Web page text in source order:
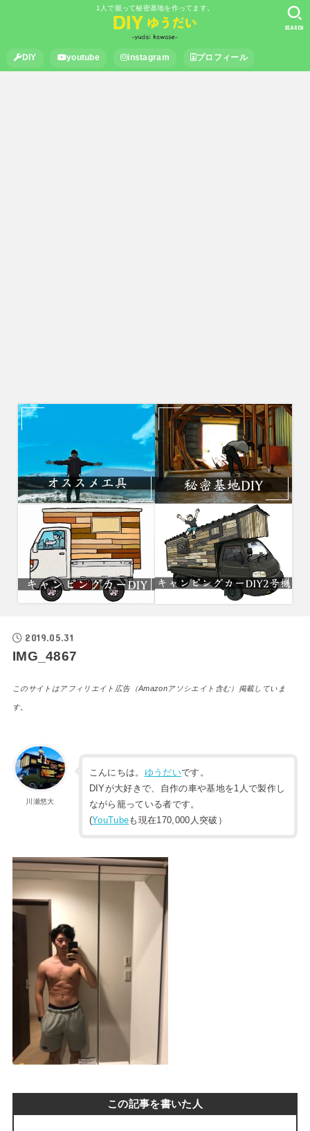
1人で籠って秘密基地を作ってます。
DIY youtube instagram プロフィール
SEARCH
2019.05.31
IMG_4867
このサイトはアフィリエイト広告（Amazonアソシエイト含む）掲載していま
す。
川瀬悠大
こんにちは。 ゆうだいです。
DIYが大好きで、自作の車や基地を1人で製作し
ながら籠っている者です。
(YouTubeも現在170,000人突破）
この記事を書いた人